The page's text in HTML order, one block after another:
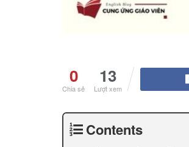
0
Chia sẻ
13
Lượt xem
Contents